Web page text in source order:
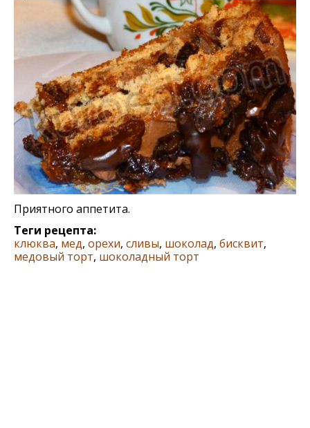
Приятного аппетита.
Теги рецепта:
клюква, мед, орехи, сливы, шоколад, бисквит,
медовый торт, шоколадный торт